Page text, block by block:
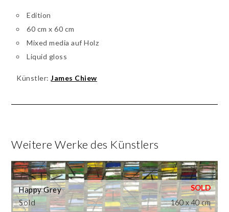
Edition
60 cm x 60 cm
Mixed media auf Holz
Liquid gloss
Künstler:James Chiew
Weitere Werke des Künstlers
Sold
Happy Grey
160 x 40 cm